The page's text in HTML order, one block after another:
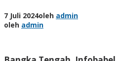
7 Juli 2024oleh admin
oleh admin